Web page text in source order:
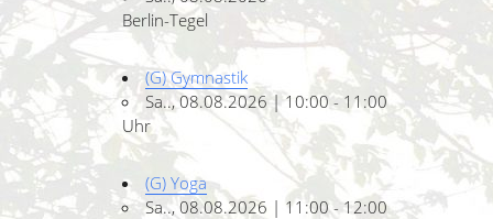
Berlin-Tegel
(G) Gymnastik
Sa.., 08.08.2026 | 10:00 - 11:00
Uhr
(G) Yoga
Sa.., 08.08.2026 | 11:00 - 12:00